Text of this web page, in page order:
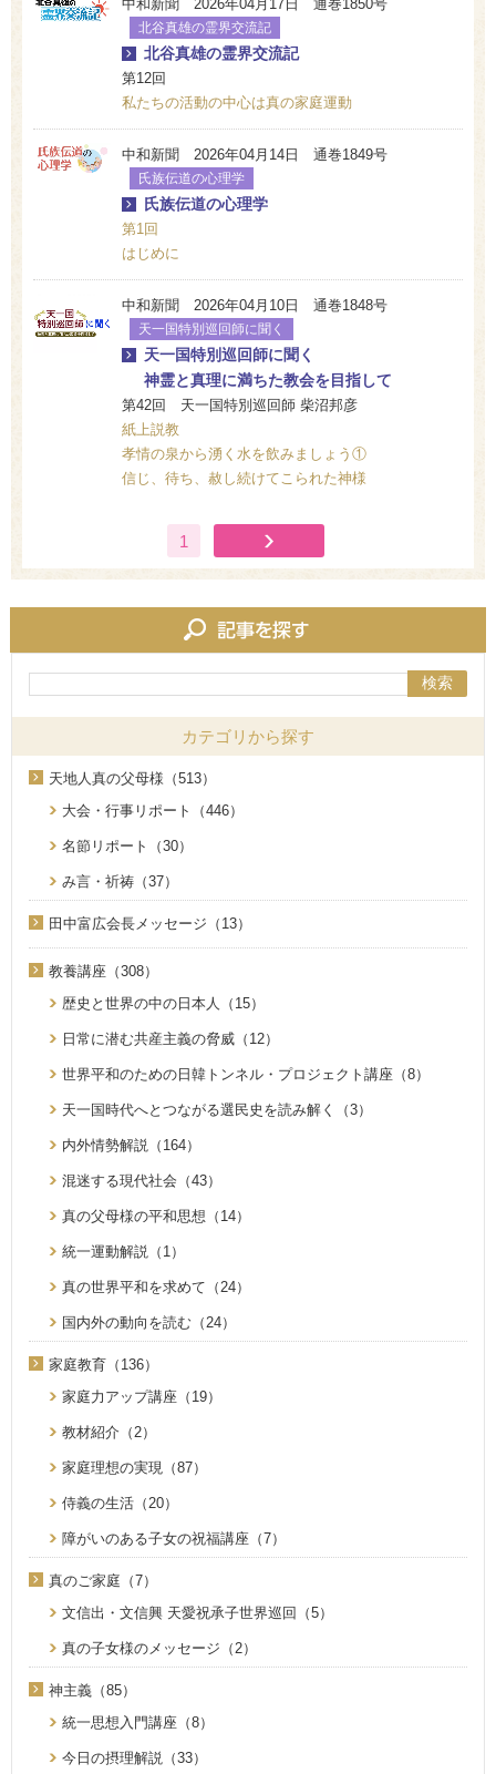
中和新聞 2026年04月17日 通巻1850号
北谷真雄の霊界交流記
北谷真雄の霊界交流記
第12回
私たちの活動の中心は真の家庭運動
中和新聞 2026年04月14日 通巻1849号
氏族伝道の心理学
氏族伝道の心理学
第1回
はじめに
中和新聞 2026年04月10日 通巻1848号
天一国特別巡回師に聞く
天一国特別巡回師に聞く
神霊と真理に満ちた教会を目指して
第42回 天一国特別巡回師 柴沼邦彦
紙上説教
孝情の泉から湧く水を飲みましょう①
信じ、待ち、赦し続けてこられた神様
1
検索
カテゴリから探す
天地人真の父母様（513）
大会・行事リポート（446）
名節リポート（30）
み言・祈祷（37）
田中富広会長メッセージ（13）
教養講座（308）
歴史と世界の中の日本人（15）
日常に潜む共産主義の脅威（12）
世界平和のための日韓トンネル・プロジェクト講座（8）
天一国時代へとつながる選民史を読み解く（3）
内外情勢解説（164）
混迷する現代社会（43）
真の父母様の平和思想（14）
統一運動解説（1）
真の世界平和を求めて（24）
国内外の動向を読む（24）
家庭教育（136）
家庭力アップ講座（19）
教材紹介（2）
家庭理想の実現（87）
侍義の生活（20）
障がいのある子女の祝福講座（7）
真のご家庭（7）
文信出・文信興 天愛祝承子世界巡回（5）
真の子女様のメッセージ（2）
神主義（85）
統一思想入門講座（8）
今日の摂理解説（33）